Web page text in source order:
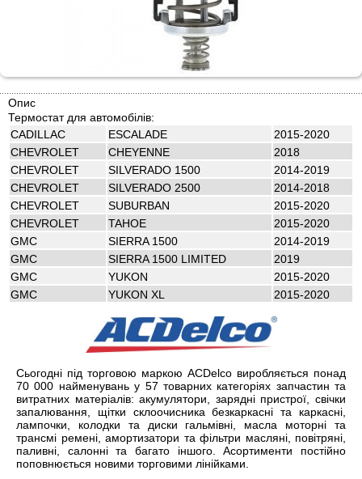
Опис
Термостат для автомобілів:
CADILLAC
ESCALADE
2015-2020
CHEVROLET
CHEYENNE
2018
CHEVROLET
SILVERADO 1500
2014-2019
CHEVROLET
SILVERADO 2500
2014-2018
CHEVROLET
SUBURBAN
2015-2020
CHEVROLET
TAHOE
2015-2020
GMC
SIERRA 1500
2014-2019
GMC
SIERRA 1500 LIMITED
2019
GMC
YUKON
2015-2020
GMC
YUKON XL 2015-2020
Сьогодні під торговою маркою ACDelco виробляється понад
70 000 найменувань у 57 товарних категоріях запчастин та
витратних матеріалів: акумулятори, зарядні пристрої, свічки
запалювання, щітки склоочисника безкаркасні та каркасні,
лампочки, колодки та диски гальмівні, масла моторні та
трансмі ремені, амортизатори та фільтри масляні, повітряні,
паливні, салонні та багато іншого. Асортименти постійно
поповнюється новими торговими лінійками.